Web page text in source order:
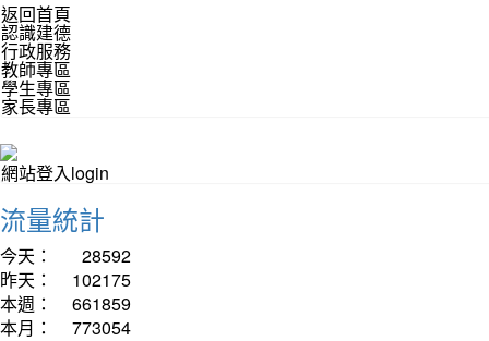
返回首頁
認識建德
行政服務
教師專區
學生專區
家長專區
網站登入login
流量統計
今天：
28592
昨天：
102175
本週：
661859
本月：
773054